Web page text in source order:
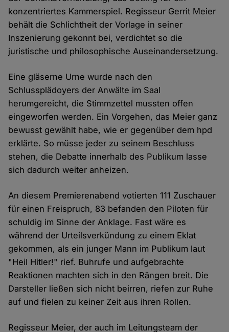
konzentriertes Kammerspiel. Regisseur Gerrit Meier
behält die Schlichtheit der Vorlage in seiner
Inszenierung gekonnt bei, verdichtet so die
juristische und philosophische Auseinandersetzung.
Eine gläserne Urne wurde nach den
Schlussplädoyers der Anwälte im Saal
herumgereicht, die Stimmzettel mussten offen
eingeworfen werden. Ein Vorgehen, das Meier ganz
bewusst gewählt habe, wie er gegenüber dem hpd
erklärte. So müsse jeder zu seinem Beschluss
stehen, die Debatte innerhalb des Publikum lasse
sich dadurch weiter anheizen.
An diesem Premierenabend votierten 111 Zuschauer
für einen Freispruch, 83 befanden den Piloten für
schuldig im Sinne der Anklage. Fast wäre es
während der Urteilsverkündung zu einem Eklat
gekommen, als ein junger Mann im Publikum laut
"Heil Hitler!" rief. Buhrufe und aufgebrachte
Reaktionen machten sich in den Rängen breit. Die
Darsteller ließen sich nicht beirren, riefen zur Ruhe
auf und fielen zu keiner Zeit aus ihren Rollen.
Regisseur Meier, der auch im Leitungsteam der